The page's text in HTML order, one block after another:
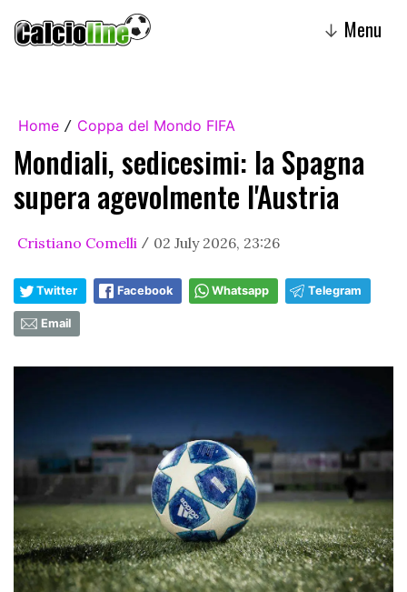
↓ Menu
Home / Coppa del Mondo FIFA
Mondiali, sedicesimi: la Spagna
supera agevolmente l'Austria
Cristiano Comelli / 02 July 2026, 23:26
Twitter Facebook Whatsapp Telegram
Email